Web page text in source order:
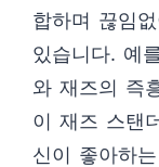
합하며 끊임
있습니다. 예
와 재즈의 즉
이 재즈 스탠
신이 좋아하